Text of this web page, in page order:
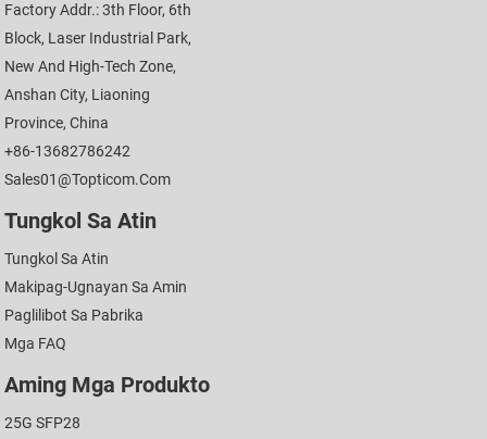
Factory Addr.: 3th Floor, 6th
Block, Laser Industrial Park,
New And High-Tech Zone,
Anshan City, Liaoning
Province, China
+86-13682786242
Sales01@topticom.com
Tungkol Sa Atin
Tungkol Sa Atin
Makipag-Ugnayan Sa Amin
Paglilibot Sa Pabrika
Mga FAQ
Aming Mga Produkto
25G SFP28